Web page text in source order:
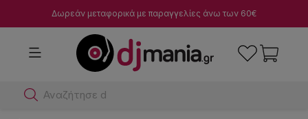
Δωρεάν μεταφορικά με παραγγελίες άνω των 60€
Αναζήτησε dj μίκτες